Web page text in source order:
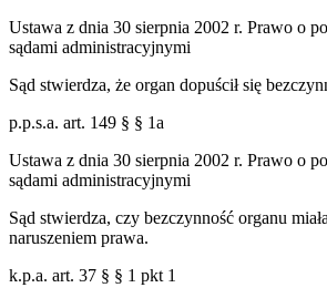
Ustawa z dnia 30 sierpnia 2002 r. Prawo o
sądami administracyjnymi
Sąd stwierdza, że organ dopuścił się
p.p.s.a. art. 149 § § 1a
Ustawa z dnia 30 sierpnia 2002 r. Prawo o
sądami administracyjnymi
Sąd stwierdza, czy bezczynność organu
naruszeniem prawa.
k.p.a. art. 37 § § 1 pkt 1